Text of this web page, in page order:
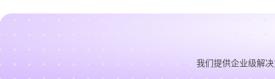
我们提供企业级解